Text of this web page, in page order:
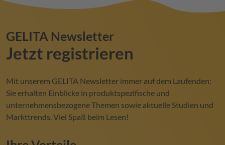
GELITA Newsletter
Jetzt registrieren
Mit unserem GELITA Newsletter immer auf dem Laufenden:
Sie erhalten Einblicke in produktspezifische und
unternehmensbezogene Themen sowie aktuelle Studien und
Markttrends. Viel Spaß beim Lesen!